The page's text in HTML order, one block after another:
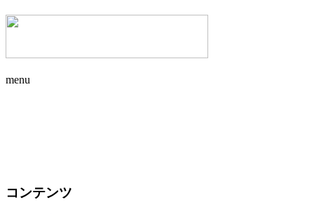
menu
コンテンツ